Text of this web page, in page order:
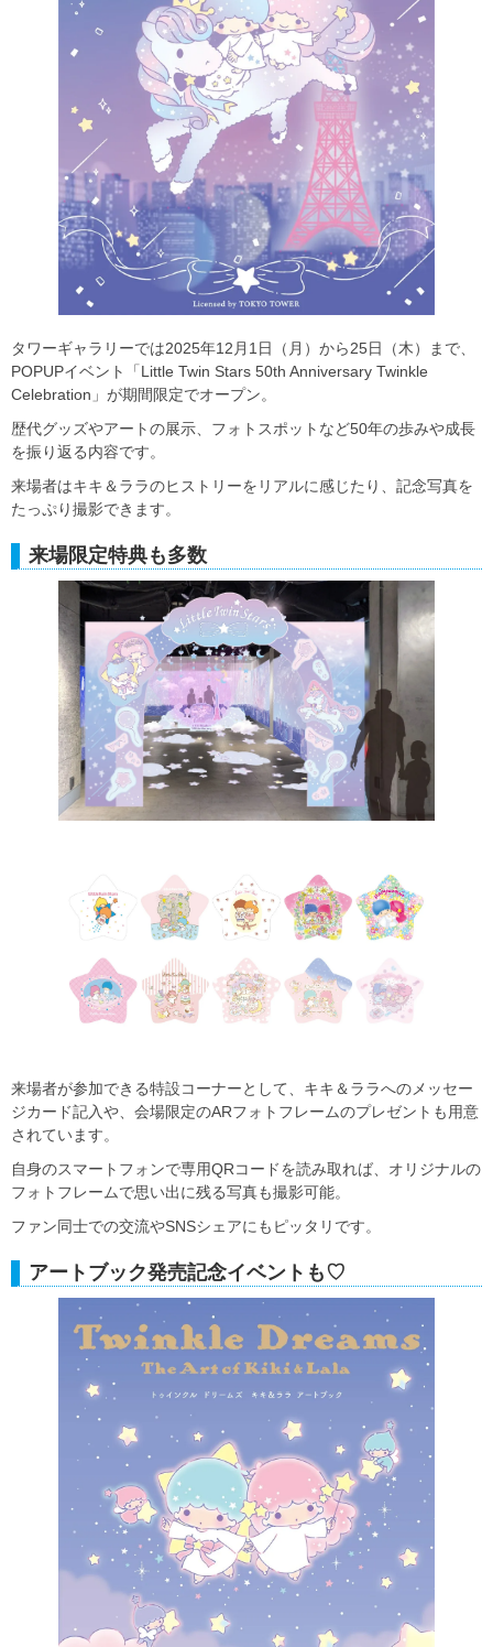
タワーギャラリーでは2025年12月1日（月）から25日（木）まで、
POPUPイベント「Little Twin Stars 50th Anniversary Twinkle
Celebration」が期間限定でオープン。
歴代グッズやアートの展示、フォトスポットなど50年の歩みや成長
を振り返る内容です。
来場者はキキ＆ララのヒストリーをリアルに感じたり、記念写真を
たっぷり撮影できます。
来場限定特典も多数
来場者が参加できる特設コーナーとして、キキ＆ララへのメッセー
ジカード記入や、会場限定のARフォトフレームのプレゼントも用意
されています。
自身のスマートフォンで専用QRコードを読み取れば、オリジナルの
フォトフレームで思い出に残る写真も撮影可能。
ファン同士での交流やSNSシェアにもピッタリです。
アートブック発売記念イベントも♡